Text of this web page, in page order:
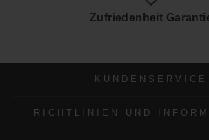
Zufriedenheit
KUNDENSERVICE
RICHTLINIEN UND